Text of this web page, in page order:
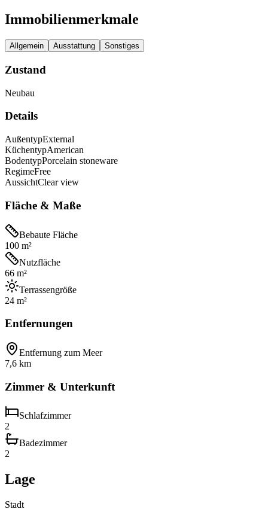
Immobilienmerkmale
Allgemein Ausstattung Sonstiges
Zustand
Neubau
Details
AußentypExternal
KüchentypAmerican
BodentypPorcelain stoneware
RegimeFree
AussichtClear view
Fläche & Maße
Bebaute Fläche
100 m²
Nutzfläche
66 m²
Terrassengröße
24 m²
Entfernungen
Entfernung zum Meer
7,6 km
Zimmer & Unterkunft
Schlafzimmer
2
Badezimmer
2
Lage
Stadt